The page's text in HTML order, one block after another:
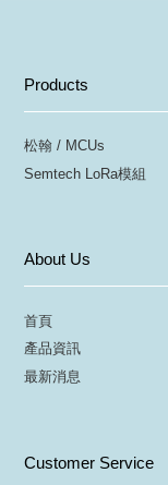
Products
松翰 / MCUs
Semtech LoRa模組
About Us
首頁
產品資訊
最新消息
Customer Service